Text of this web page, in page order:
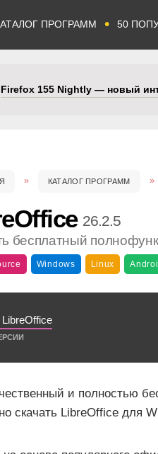
ПРОГРАММ • 50
Firefox 155 Nightly — новый
КАТАЛОГ ПРОГРАММ
26.2.5
бесплатный
Windows Linux
и полностью
скачать LibreOffice для